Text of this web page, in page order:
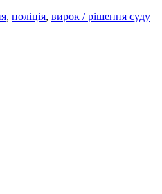
, поліція, вирок / рішення суду